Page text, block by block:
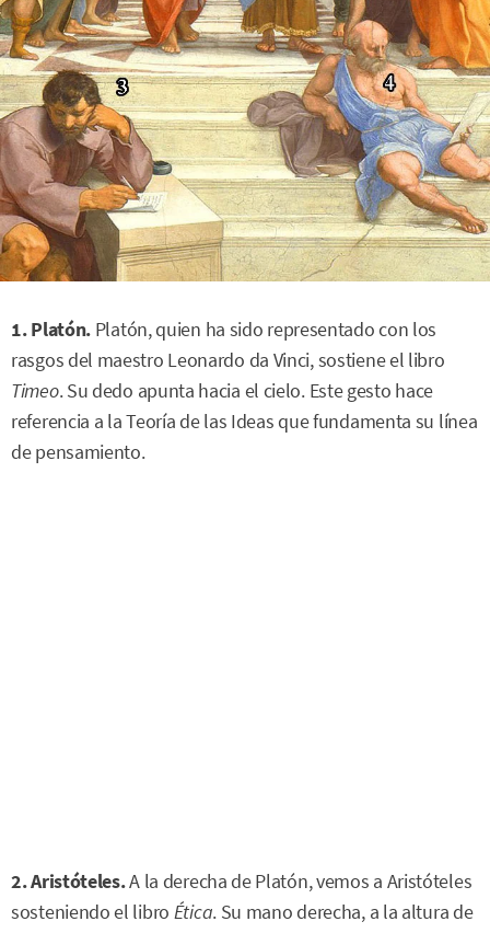
1. Platón. Platón, quien ha sido representado con los
rasgos del maestro Leonardo da Vinci, sostiene el libro
Timeo. Su dedo apunta hacia el cielo. Este gesto hace
referencia a la Teoría de las Ideas que fundamenta su línea
de pensamiento.
2. Aristóteles.A la derecha de Platón, vemos a Aristóteles
sosteniendo el libro Ética. Su mano derecha, a la altura de